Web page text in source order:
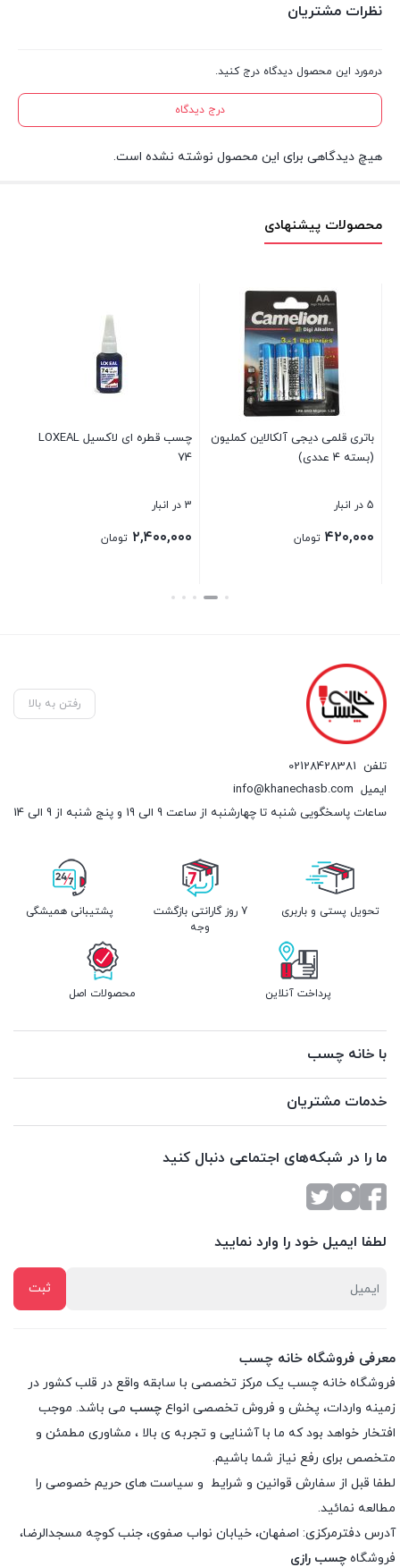
نظرات مشتریان
درمورد این محصول دیدگاه درج کنید.
درج دیدگاه
هیچ دیدگاهی برای این محصول نوشته نشده است.
محصولات پیشنهادی
باتری قلمی دیجی آلکالاین کملیون
(بسته ۴ عددی)
5 در انبار
۴۲۰,۰۰۰ تومان
چسب قطره ای لاکسیل LOXEAL
74
3 در انبار
۲,۴۰۰,۰۰۰ تومان
بستن
رفتن به بالا
تلفن 02128428381
ایمیل info@khanechasb.com
ساعات پاسخگویی شنبه تا چهارشنبه از ساعت 9 الی 19 و پنج شنبه از 9 الی 14
تحویل پستی و باربری
7 روز گارانتی بازگشت
وجه
پشتیبانی همیشگی
پرداخت آنلاین محصولات اصل
با خانه چسب
خدمات مشتریان
ما را در شبکه‌های اجتماعی دنبال کنید
لطفا ایمیل خود را وارد نمایید
معرفی فروشگاه خانه چسب
فروشگاه خانه چسب یک مرکز تخصصی با سابقه واقع در قلب کشور در
زمینه واردات، پخش و فروش تخصصی انواع چسب می باشد. موجب
افتخار خواهد بود که ما با آشنایی و تجربه ی بالا ، مشاوری مطمئن و
متخصص برای رفع نیاز شما باشیم.
لطفا قبل از سفارش قوانین و شرایط و سیاست های حریم خصوصی را
مطالعه نمائید.
آدرس دفترمرکزی: اصفهان، خیابان نواب صفوی، جنب کوچه مسجدالرضا،
فروشگاه چسب رازی